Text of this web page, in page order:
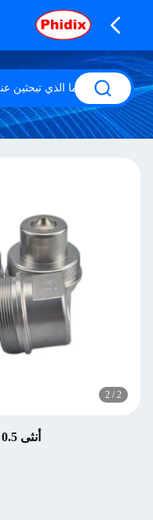
2 / 2
أنثى 0.5 بوصة نوع مقفل الخيوط اتصال سريع